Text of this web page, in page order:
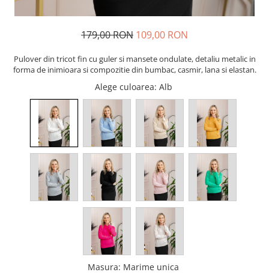
179,00 RON 109,00 RON
Pulover din tricot fin cu guler si mansete ondulate, detaliu metalic in
forma de inimioara si compozitie din bumbac, casmir, lana si elastan.
Alege culoarea: Alb
Masura: Marime unica